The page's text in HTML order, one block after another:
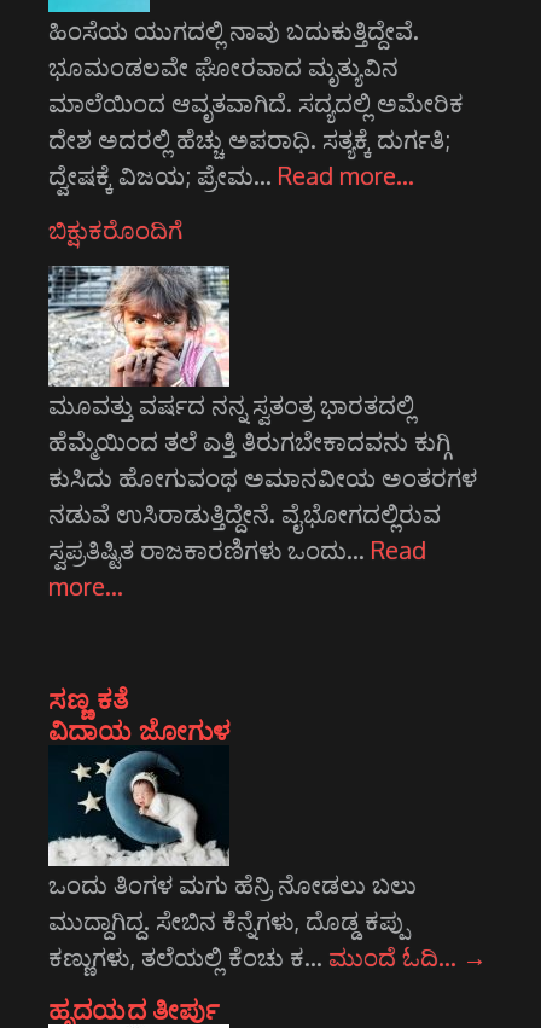
ಹಿಂಸೆಯ ಯುಗದಲ್ಲಿ ನಾವು ಬದುಕುತ್ತಿದ್ದೇವೆ.
ಭೂಮಂಡಲವೇ ಘೋರವಾದ ಮೃತ್ಯುವಿನ
ಮಾಲೆಯಿಂದ ಆವೃತವಾಗಿದೆ. ಸದ್ಯದಲ್ಲಿ ಅಮೇರಿಕ
ದೇಶ ಅದರಲ್ಲಿ ಹೆಚ್ಚು ಅಪರಾಧಿ. ಸತ್ಯಕ್ಕೆ ದುರ್ಗತಿ;
ದ್ವೇಷಕ್ಕೆ ವಿಜಯ; ಪ್ರೇಮ… Read more…
ಬಿಕ್ಷುಕರೊಂದಿಗೆ
ಮೂವತ್ತು ವರ್ಷದ ನನ್ನ ಸ್ವತಂತ್ರ ಭಾರತದಲ್ಲಿ
ಹೆಮ್ಮೆಯಿಂದ ತಲೆ ಎತ್ತಿ ತಿರುಗಬೇಕಾದವನು ಕುಗ್ಗಿ
ಕುಸಿದು ಹೋಗುವಂಥ ಅಮಾನವೀಯ ಅಂತರಗಳ
ನಡುವೆ ಉಸಿರಾಡುತ್ತಿದ್ದೇನೆ. ವೈಭೋಗದಲ್ಲಿರುವ
ಸ್ವಪ್ರತಿಷ್ಟಿತ ರಾಜಕಾರಣಿಗಳು ಒಂದು… Read
more…
ಸಣ್ಣ ಕತೆ
ವಿದಾಯ ಜೋಗುಳ
ಒಂದು ತಿಂಗಳ ಮಗು ಹೆನ್ರಿ ನೋಡಲು ಬಲು
ಮುದ್ದಾಗಿದ್ದ. ಸೇಬಿನ ಕೆನ್ನೆಗಳು, ದೊಡ್ಡ ಕಪ್ಪು
ಕಣ್ಣುಗಳು, ತಲೆಯಲ್ಲಿ ಕೆಂಚು ಕ… ಮುಂದೆ ಓದಿ… →
ಹೃದಯದ ತೀರ್ಪು